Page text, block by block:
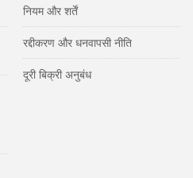
नियम और शर्तें
रद्दीकरण और धनवापसी नीति
दूरी बिक्री अनुबंध